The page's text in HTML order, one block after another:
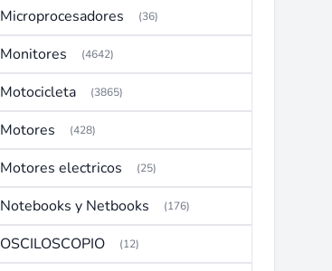
Microprocesadores (36)
Monitores (4642)
Motocicleta (3865)
Motores (428)
Motores electricos (25)
Notebooks y Netbooks (176)
OSCILOSCOPIO (12)